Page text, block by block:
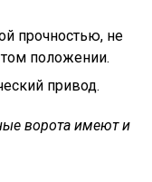
прочностью, не
положении.
привод.
ворота имеют и